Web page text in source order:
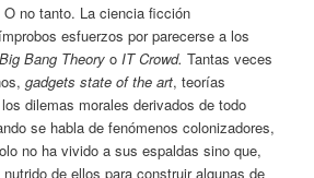
no tanto. La ciencia ficción
esfuerzos por parecerse a los
Bang Theory oIT Crowd. Tantas veces
gadgets state of the art, teorías
dilemas morales derivados de todo
se habla de fenómenos colonizadores,
no ha vivido a sus espaldas sino que,
de ellos para construir algunas de